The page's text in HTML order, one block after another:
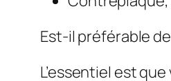
Est-il préférable
L’essentiel est